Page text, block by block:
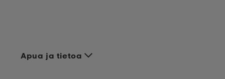
Apua ja tietoa